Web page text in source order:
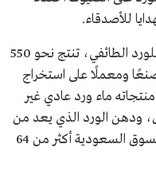
للأصدقاء.
وفي محافظة الطائف توجد 910 مزارع للورد الطائفي، تنتج نحو 550
وردة سنويًّا، ويعمل نحو 70 مصنعًا ومعملًا على استخراج
منتجاته ماء ورد عادي غير
ودهن الورد الذي يعد من
الأغلى عالميًا. وبلغ حجم استثماراته في السوق السعودية أكثر من 64